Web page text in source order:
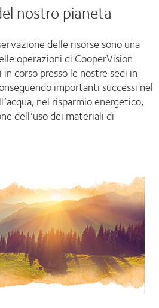
nostro pianeta
delle risorse sono una
operazioni di CooperVision
corso presso le nostre sedi in
importanti successi nel
nel risparmio energetico,
dell’uso dei materiali di